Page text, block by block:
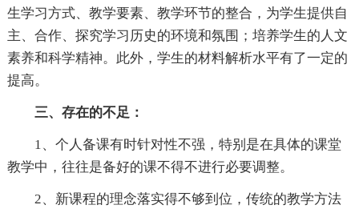
生学习方式、教学要素、教学环节的整合，为学生提供自
主、合作、探究学习历史的环境和氛围；培养学生的人文
素养和科学精神。此外，学生的材料解析水平有了一定的
提高。
三、存在的不足：
1、个人备课有时针对性不强，特别是在具体的课堂
教学中，往往是备好的课不得不进行必要调整。
2、新课程的理念落实得不够到位，传统的教学方法